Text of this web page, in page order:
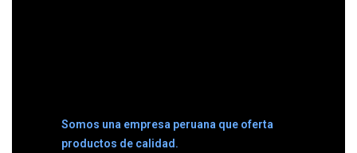
Somos una empresa peruana que oferta
productos de calidad.